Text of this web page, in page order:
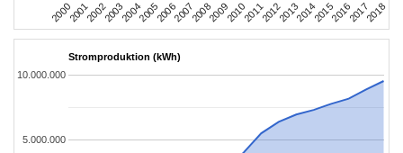
2000200120022003200420052006200720082009201020112012201320142015201620172018
Stromproduktion (kWh)
5.000.000
10.000.000